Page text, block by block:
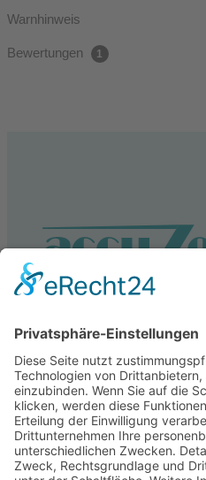
Warnhinweis
Bewertungen 1
Service
Information
Unsere weiteren Shops